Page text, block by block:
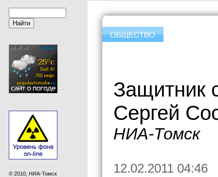
© 2010, НИА-Томск
Защитник
Сергей
НИА-Томск
12.02.2011 04:46